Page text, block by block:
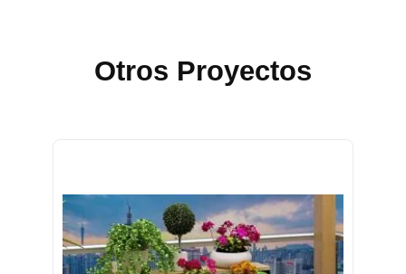
Otros Proyectos